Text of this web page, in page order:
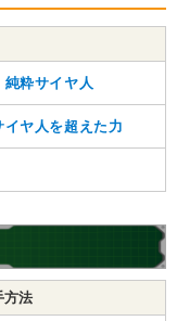
純粋サイヤ人
イヤ人を超えた力
方法